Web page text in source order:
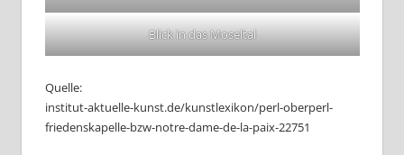
Blick in das Moseltal
Quelle:
institut-aktuelle-kunst.de/kunstlexikon/perl-oberperl-
friedenskapelle-bzw-notre-dame-de-la-paix-22751